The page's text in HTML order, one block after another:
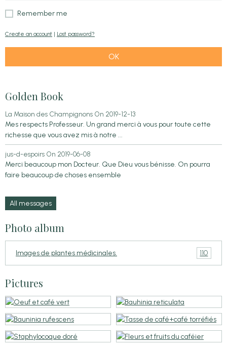
Remember me
Create an account | Lost password?
OK
Golden Book
La Maison des Champignons On 2019-12-13
Mes respects Professeur. Un grand merci à vous pour toute cette
richesse que vous avez mis à notre ...
jus-d-espoirs On 2019-06-08
Merci beaucoup mon Docteur. Que Dieu vous bénisse. On pourra
faire beaucoup de choses ensemble
All messages
Photo album
Images de plantes médicinales. 110
Pictures